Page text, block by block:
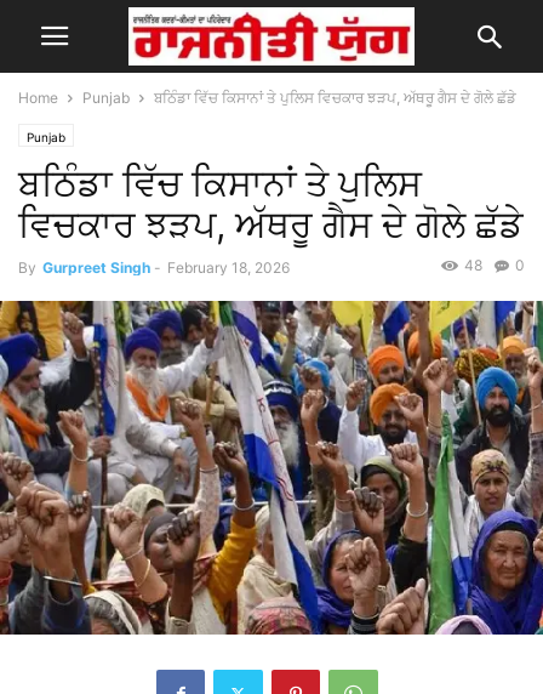
Home Punjab ਬਠਿੰਡਾ ਵਿੱਚ ਕਿਸਾਨਾਂ ਤੇ ਪੁਲਿਸ ਵਿਚਕਾਰ ਝੜਪ, ਅੱਥਰੂ ਗੈਸ ਦੇ ਗੋਲੇ ਛੱਡੇ
Punjab
ਬਠਿੰਡਾ ਵਿੱਚ ਕਿਸਾਨਾਂ ਤੇ ਪੁਲਿਸ
ਵਿਚਕਾਰ ਝੜਪ, ਅੱਥਰੂ ਗੈਸ ਦੇ ਗੋਲੇ ਛੱਡੇ
By Gurpreet Singh - February 18, 2026 0
48